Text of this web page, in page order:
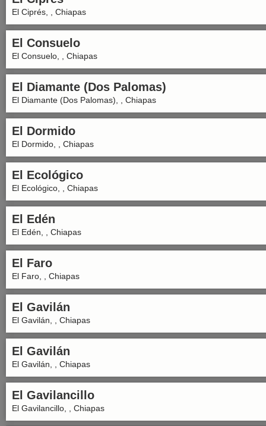
El Ciprés, , Chiapas
El Consuelo
El Consuelo, , Chiapas
El Diamante (Dos Palomas)
El Diamante (Dos Palomas), , Chiapas
El Dormido
El Dormido, , Chiapas
El Ecológico
El Ecológico, , Chiapas
El Edén
El Edén, , Chiapas
El Faro
El Faro, , Chiapas
El Gavilán
El Gavilán, , Chiapas
El Gavilán
El Gavilán, , Chiapas
El Gavilancillo
El Gavilancillo, , Chiapas